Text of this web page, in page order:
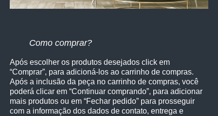
Como comprar?
Após escolher os produtos desejados click em
“Comprar”, para adicioná-los ao carrinho de compras.
Após a inclusão da peça no carrinho de compras, você
poderá clicar em “Continuar comprando”, para adicionar
mais produtos ou em “Fechar pedido” para prosseguir
com a informação dos dados de contato, entrega e